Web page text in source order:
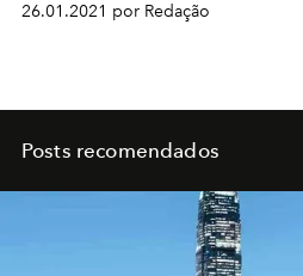
26.01.2021 por Redação
Posts recomendados